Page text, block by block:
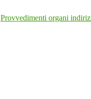
Provvedimenti organi